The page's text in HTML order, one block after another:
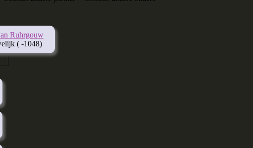
Ruhrgouw
( -1048)